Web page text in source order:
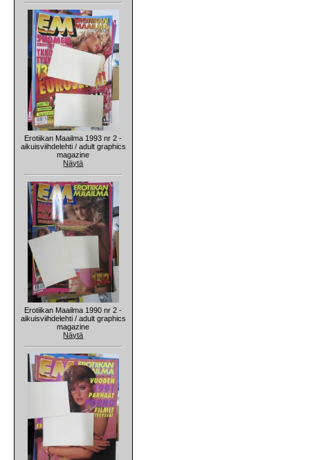
Erotiikan Maailma 1993 nr 2 -
aikuisviihdelehti / adult graphics
magazine
Näytä
Erotiikan Maailma 1990 nr 2 -
aikuisviihdelehti / adult graphics
magazine
Näytä